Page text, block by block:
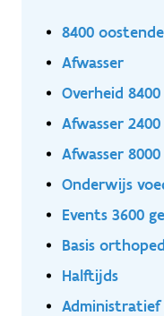
8400 oostende
Afwasser
Overheid
Afwasser
Afwasser
Onderwijs
Events 3600
Basis
Halftijds